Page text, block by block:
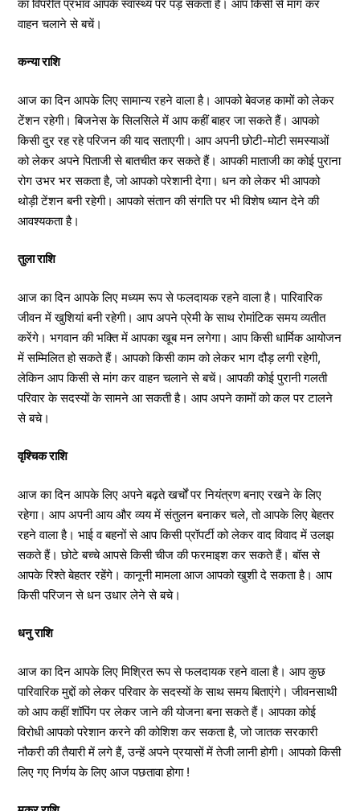
का विपरीत प्रभाव आपके स्वास्थ्य पर पड़ सकता है। आप किसी से मांग कर
वाहन चलाने से बचें।
कन्या राशि
आज का दिन आपके लिए सामान्य रहने वाला है। आपको बेवजह कामों को लेकर
टेंशन रहेगी। बिजनेस के सिलसिले में आप कहीं बाहर जा सकते हैं। आपको
किसी दुर रह रहे परिजन की याद सताएगी। आप अपनी छोटी-मोटी समस्याओं
को लेकर अपने पिताजी से बातचीत कर सकते हैं। आपकी माताजी का कोई पुराना
रोग उभर भर सकता है, जो आपको परेशानी देगा। धन को लेकर भी आपको
थोड़ी टेंशन बनी रहेगी। आपको संतान की संगति पर भी विशेष ध्यान देने की
आवश्यकता है।
तुला राशि
आज का दिन आपके लिए मध्यम रूप से फलदायक रहने वाला है। पारिवारिक
जीवन में खुशियां बनी रहेगी। आप अपने प्रेमी के साथ रोमांटिक समय व्यतीत
करेंगे। भगवान की भक्ति में आपका खूब मन लगेगा। आप किसी धार्मिक आयोजन
में सम्मिलित हो सकते हैं। आपको किसी काम को लेकर भाग दौड़ लगी रहेगी,
लेकिन आप किसी से मांग कर वाहन चलाने से बचें। आपकी कोई पुरानी गलती
परिवार के सदस्यों के सामने आ सकती है। आप अपने कामों को कल पर टालने
से बचे।
वृश्चिक राशि
आज का दिन आपके लिए अपने बढ़ते खर्चों पर नियंत्रण बनाए रखने के लिए
रहेगा। आप अपनी आय और व्यय में संतुलन बनाकर चले, तो आपके लिए बेहतर
रहने वाला है। भाई व बहनों से आप किसी प्रॉपर्टी को लेकर वाद विवाद में उलझ
सकते हैं। छोटे बच्चे आपसे किसी चीज की फरमाइश कर सकते हैं। बॉस से
आपके रिश्ते बेहतर रहेंगे। कानूनी मामला आज आपको खुशी दे सकता है। आप
किसी परिजन से धन उधार लेने से बचे।
धनु राशि
आज का दिन आपके लिए मिश्रित रूप से फलदायक रहने वाला है। आप कुछ
पारिवारिक मुद्दों को लेकर परिवार के सदस्यों के साथ समय बिताएंगे। जीवनसाथी
को आप कहीं शॉपिंग पर लेकर जाने की योजना बना सकते हैं। आपका कोई
विरोधी आपको परेशान करने की कोशिश कर सकता है, जो जातक सरकारी
नौकरी की तैयारी में लगे हैं, उन्हें अपने प्रयासों में तेजी लानी होगी। आपको किसी
लिए गए निर्णय के लिए आज पछतावा होगा !